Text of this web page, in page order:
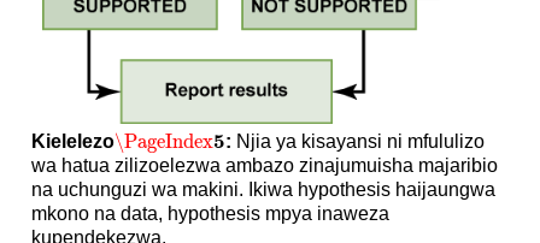
Kielelezo\PageIndex5
\PageIndex5: Njia ya kisayansi ni mfululizo
wa hatua zilizoelezwa ambazo zinajumuisha majaribio
na uchunguzi wa makini. Ikiwa hypothesis haijaungwa
mkono na data, hypothesis mpya inaweza
kupendekezwa.